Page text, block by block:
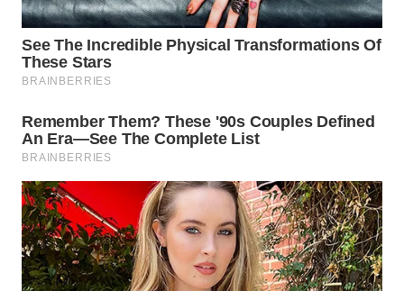
WN
TAPANULI
TENGAH
SERDANG
WN
TEBING
TINGGI
WN
PAKPAK